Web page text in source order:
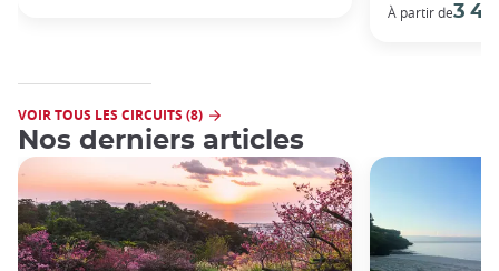
À partir de3
VOIR TOUS LES CIRCUITS (8)
Nos derniers articles